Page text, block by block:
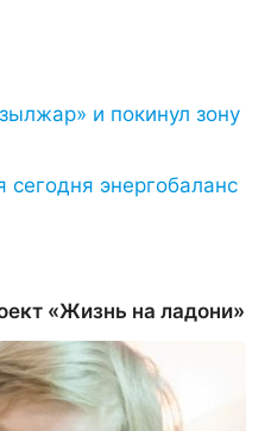
и покинул зону
сегодня энергобаланс
«Жизнь на ладони»